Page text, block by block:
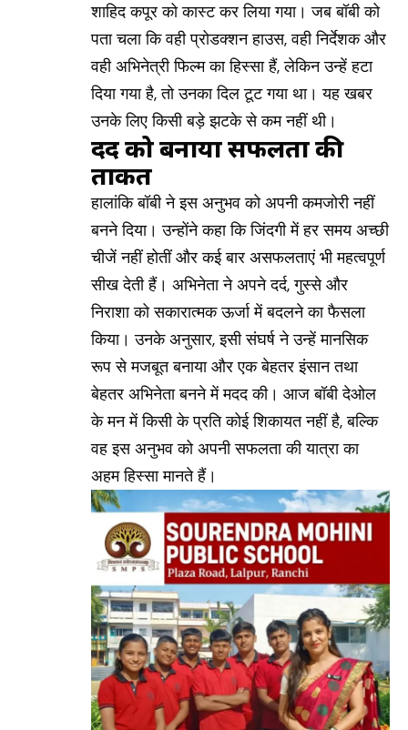
शाहिद कपूर को कास्ट कर लिया गया। जब बॉबी को
पता चला कि वही प्रोडक्शन हाउस, वही निर्देशक और
वही अभिनेत्री फिल्म का हिस्सा हैं, लेकिन उन्हें हटा
दिया गया है, तो उनका दिल टूट गया था। यह खबर
उनके लिए किसी बड़े झटके से कम नहीं थी।
दर्द को बनाया सफलता की
ताकत
हालांकि बॉबी ने इस अनुभव को अपनी कमजोरी नहीं
बनने दिया। उन्होंने कहा कि जिंदगी में हर समय अच्छी
चीजें नहीं होतीं और कई बार असफलताएं भी महत्वपूर्ण
सीख देती हैं। अभिनेता ने अपने दर्द, गुस्से और
निराशा को सकारात्मक ऊर्जा में बदलने का फैसला
किया। उनके अनुसार, इसी संघर्ष ने उन्हें मानसिक
रूप से मजबूत बनाया और एक बेहतर इंसान तथा
बेहतर अभिनेता बनने में मदद की। आज बॉबी देओल
के मन में किसी के प्रति कोई शिकायत नहीं है, बल्कि
वह इस अनुभव को अपनी सफलता की यात्रा का
अहम हिस्सा मानते हैं।